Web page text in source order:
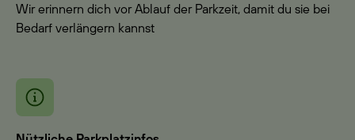
Wir erinnern dich vor Ablauf der Parkzeit, damit du sie bei
Bedarf verlängern kannst